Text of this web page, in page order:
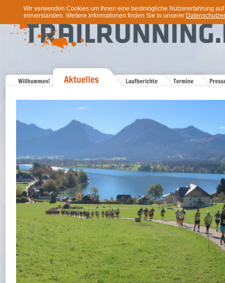
Wir verwenden Cookies um Ihnen eine bestmögliche Nutzererfahrung
einverstanden. Weitere Informationen finden Sie in unserer